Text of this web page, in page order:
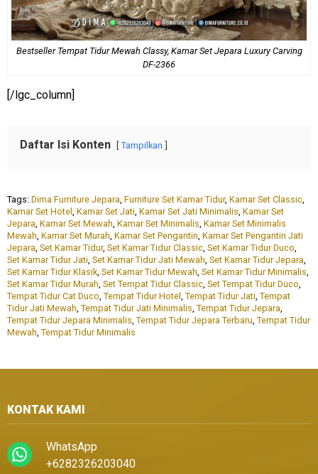
Bestseller Tempat Tidur Mewah Classy, Kamar Set Jepara Luxury Carving
DF-2366
[/lgc_column]
Daftar Isi Konten Tampilkan
Tags: Dima Furniture Jepara, Furniture Set Kamar Tidur, Kamar Set Classic,
Kamar Set Hotel , Kamar Set Jati, Kamar Set Jati Minimalis, Kamar Set
Jepara, Kamar Set Mewah, Kamar Set Minimalis, Kamar Set Minimalis
Mewah, Kamar Set Murah, Kamar Set Pengantin, Kamar Set Pengantin Jati
Jepara, Set Kamar Tidur, Set Kamar Tidur Classic, Set Kamar Tidur Duco,
Set Kamar Tidur Jati, Set Kamar Tidur Jati Mewah, Set Kamar Tidur Jepara,
Set Kamar Tidur Klasik, Set Kamar Tidur Mewah, Set Kamar Tidur Minimalis,
Set Kamar Tidur Murah, Set Tempat Tidur Classic, Set Tempat Tidur Duco,
Tempat Tidur Cat Duco, Tempat Tidur Hotel , Tempat Tidur Jati, Tempat
Tidur Jati Mewah, Tempat Tidur Jati Minimalis, Tempat Tidur Jepara,
Tempat Tidur Jepara Minimalis, Tempat Tidur Jepara Terbaru, Tempat Tidur
Mewah, Tempat Tidur Minimalis
KONTAK KAMI
WhatsApp
+6282326203040